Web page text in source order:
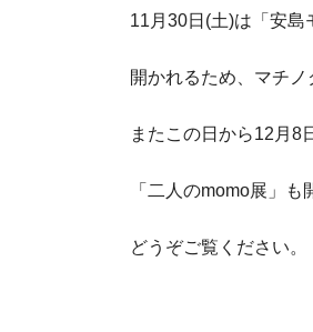
新
:
11月30日(土)は「安島
開かれるため、マチノ
またこの日から12月8
「二人のmomo展」も
どうぞご覧ください。